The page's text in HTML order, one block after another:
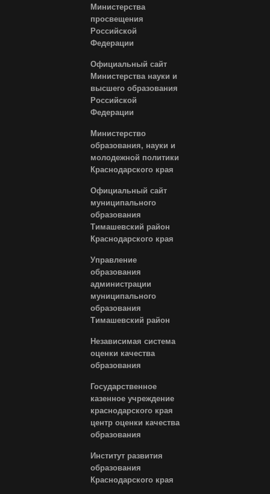
Министерства
просвещения
Российской
Федерации
Официальный сайт
Министерства науки и
высшего образования
Российской
Федерации
Министерство
образования, науки и
молодежной политики
Краснодарского края
Официальный сайт
муниципального
образования
Тимашевский район
Краснодарского края
Управление
образования
администрации
муниципального
образования
Тимашевский район
Независимая система
оценки качества
образования
Государственное
казенное учреждение
краснодарского края
центр оценки качества
образования
Институт развития
образования
Краснодарского края